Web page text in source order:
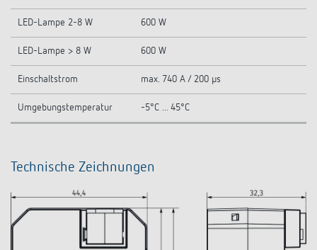
LED-Lampe 2-8 W 600 W
LED-Lampe > 8 W 600 W
Einschaltstrom max. 740 A / 200 µs
Umgebungstemperatur -5°C ... 45°C
Technische Zeichnungen